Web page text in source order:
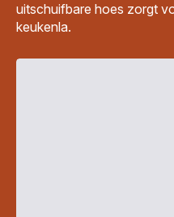
uitschuifbare hoes zorgt
keukenla.